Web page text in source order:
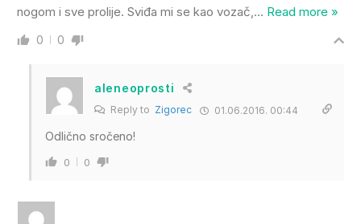
nogom i sve prolije. Sviđa mi se kao vozač,… Read more »
0 0
aleneoprosti
Reply to Zigorec 01.06.2016. 00:44
Odlično sročeno!
0 0